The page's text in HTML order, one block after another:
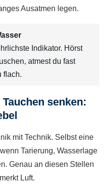
Ausatmen legen.
Indikator. Hörst
atmest du fast
flach.
senken:
mit Technik. Selbst eine
Tarierung, Wasserlage
Genau an diesen Stellen
Luft.